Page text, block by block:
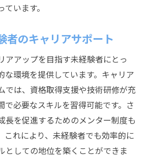
います。
者のキャリアサポート
アアップを目指す未経験者にとっ
な環境を提供しています。キャリア
では、資格取得支援や技術研修が充
で必要なスキルを習得可能です。さ
長を促進するためのメンター制度も
これにより、未経験者でも効率的に
としての地位を築くことができま